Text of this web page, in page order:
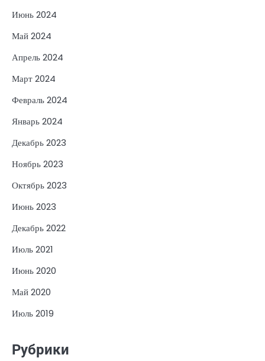
Июнь 2024
Май 2024
Апрель 2024
Март 2024
Февраль 2024
Январь 2024
Декабрь 2023
Ноябрь 2023
Октябрь 2023
Июнь 2023
Декабрь 2022
Июль 2021
Июнь 2020
Май 2020
Июль 2019
Рубрики